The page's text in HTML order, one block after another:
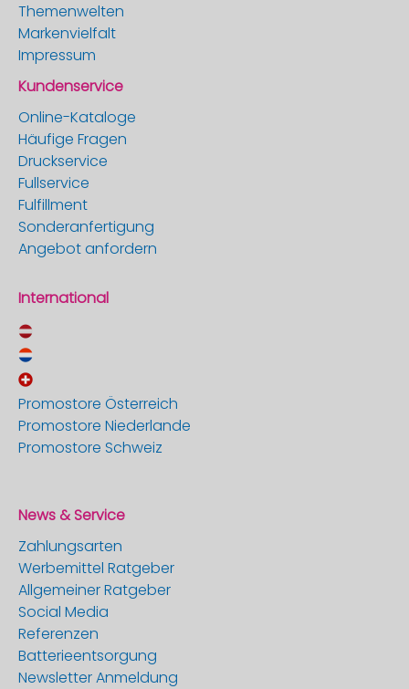
Themenwelten
Markenvielfalt
Impressum
Kundenservice
Online-Kataloge
Häufige Fragen
Druckservice
Fullservice
Fulfillment
Sonderanfertigung
Angebot anfordern
International
Promostore Österreich
Promostore Niederlande
Promostore Schweiz
News & Service
Zahlungsarten
Werbemittel Ratgeber
Allgemeiner Ratgeber
Social Media
Referenzen
Batterieentsorgung
Newsletter Anmeldung